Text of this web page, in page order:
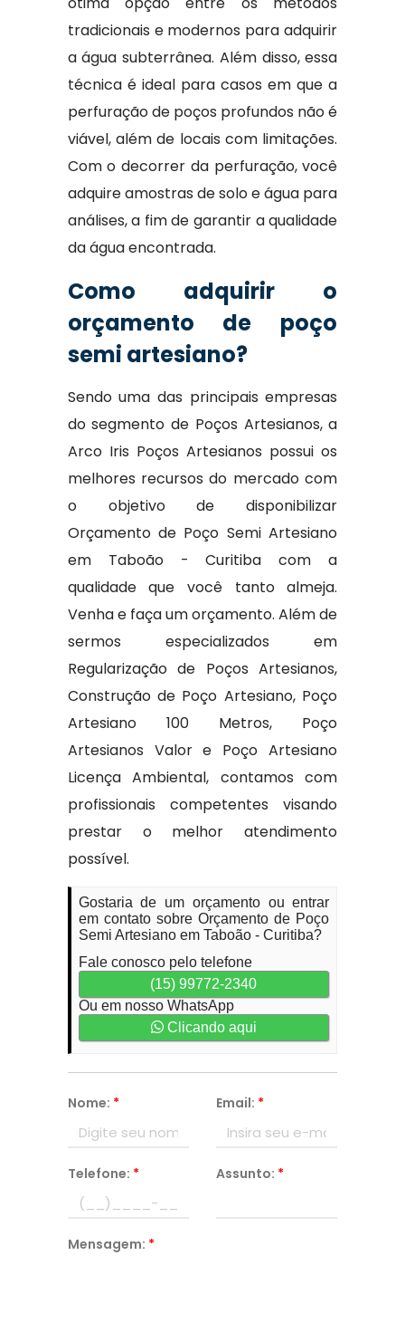
tradicionais e modernos para adquirir
a água subterrânea. Além disso, essa
técnica é ideal para casos em que a
perfuração de poços profundos não é
viável, além de locais com limitações.
Com o decorrer da perfuração, você
adquire amostras de solo e água para
análises, a fim de garantir a qualidade
da água encontrada.
Como adquirir o
orçamento de poço
semi artesiano?
Sendo uma das principais empresas
do segmento de Poços Artesianos, a
Arco Iris Poços Artesianos possui os
melhores recursos do mercado com
o objetivo de disponibilizar
Orçamento de Poço Semi Artesiano
em Taboão - Curitiba com a
qualidade que você tanto almeja.
Venha e faça um orçamento. Além de
sermos especializados em
Regularização de Poços Artesianos,
Construção de Poço Artesiano, Poço
Artesiano 100 Metros, Poço
Artesianos Valor e Poço Artesiano
Licença Ambiental, contamos com
profissionais competentes visando
prestar o melhor atendimento
possível.
Gostaria de um orçamento ou entrar
em contato sobre Orçamento de Poço
Semi Artesiano em Taboão - Curitiba?
Fale conosco pelo telefone
(15) 99772-2340
Ou em nosso WhatsApp
Clicando aqui
Nome: * Email: *
Telefone: * Assunto: *
Mensagem: *